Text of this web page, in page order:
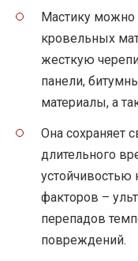
Мастику можно
кровельных
жесткую
панели,
материалы, а
Она сохраняет
длительного
устойчивостью
факторов –
перепадов
повреждений.